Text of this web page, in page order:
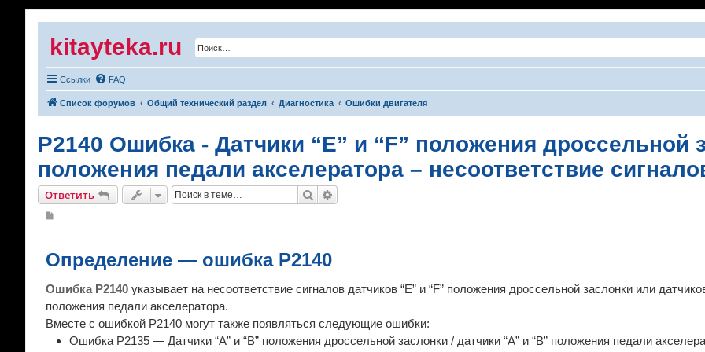
kitayteka.ru
Ссылки FAQ
Список форумов Общий технический раздел Диагностика Ошибки двигателя
P2140 Ошибка - Датчики “E” и “F” положения дроссельной
положения педали акселератора – несоответствие
Ответить Поиск
щ
е
е
Определение — ошибка P2140
Ошибка P2140 указывает на несоответствие сигналов датчиков “E” и “F” положения дроссельной заслонки или датчиков
положения педали акселератора.
Вместе с ошибкой P2140 могут также появляться следующие ошибки:
Ошибка P2135 — Датчики “A” и “B” положения дроссельной заслонки / датчики “A” и “B” положения педали